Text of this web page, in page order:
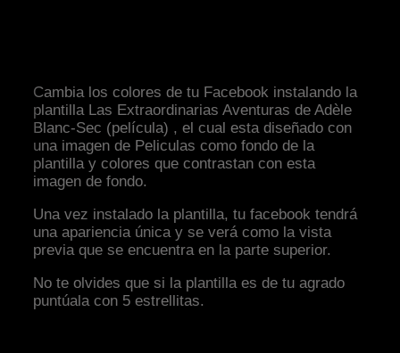
Cambia los colores de tu Facebook instalando la
plantilla Las Extraordinarias Aventuras de Adèle
Blanc-Sec (película) , el cual esta diseñado con
una imagen de Peliculas como fondo de la
plantilla y colores que contrastan con esta
imagen de fondo.
Una vez instalado la plantilla, tu facebook tendrá
una apariencia única y se verá como la vista
previa que se encuentra en la parte superior.
No te olvides que si la plantilla es de tu agrado
puntúala con 5 estrellitas.